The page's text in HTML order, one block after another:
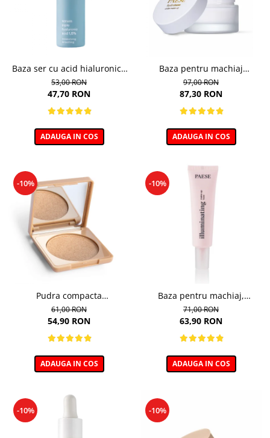
Baza ser cu acid hialuronic -
30ml
53,00 RON
47,70 RON
ADAUGA IN COS
Baza pentru machiaj
hidratanta - 30ml
97,00 RON
87,30 RON
ADAUGA IN COS
-10%
Pudra compacta
iluminatoare, Wonder Glow -
7.5g
61,00 RON
54,90 RON
ADAUGA IN COS
-10%
Baza pentru machiaj,
Illuminating Make-up Base -
30ml
71,00 RON
63,90 RON
ADAUGA IN COS
-10% -10%